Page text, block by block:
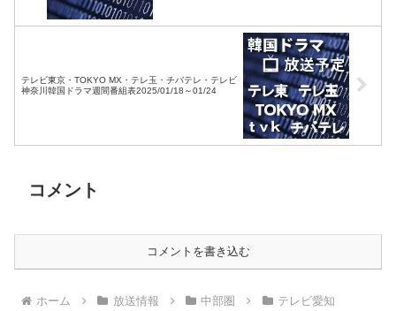
テレビ東京・TOKYO MX・テレ玉・チバテレ・テレビ
神奈川韓国ドラマ週間番組表2025/01/18～01/24
コメント
コメントを書き込む
ホーム 放送情報 中部圏 テレビ愛知